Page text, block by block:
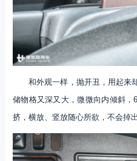
和外观一样，抛开丑，用起来
储物格又深又大，微微向内倾斜
挤，横放、竖放随心所欲，不会掉出